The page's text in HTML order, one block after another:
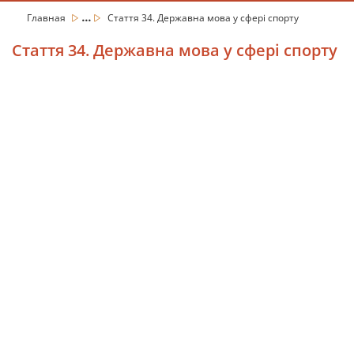
Главная ... Стаття 34. Державна мова у сфері спорту
Стаття 34. Державна мова у сфері спорту